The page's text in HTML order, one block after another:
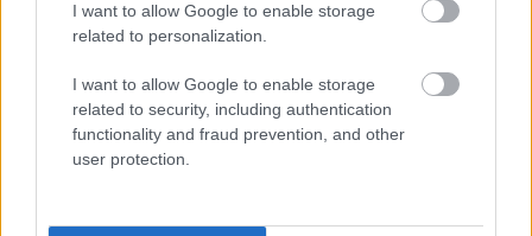
I want to allow Google to enable storage
related to personalization.
I want to allow Google to enable storage
related to security, including authentication
functionality and fraud prevention, and other
user protection.